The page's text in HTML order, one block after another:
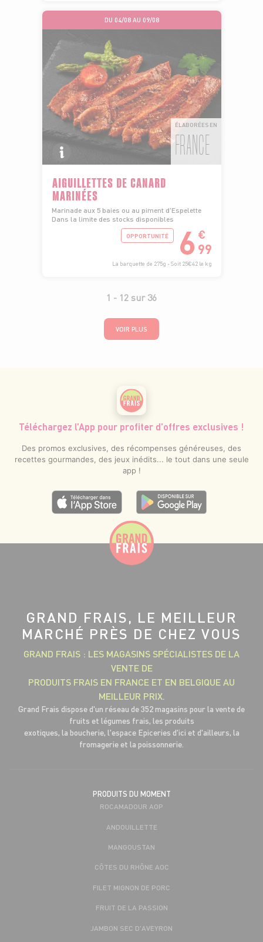
DU 04/08 AU 09/08
ÉLABORÉES EN
FRANCE
AIGUILLETTES DE CANARD
MARINÉES
Marinade aux 5 baies ou au piment d'Espelette
Dans la limite des stocks disponibles
OPPORTUNITÉ 6 €
99
La barquette de 275g - Soit 25€42 le kg
1 - 12sur36
VOIR PLUS
Téléchargez l’App pour profiter d’offres exclusives !
Des promos exclusives, des récompenses généreuses, des
recettes gourmandes, des jeux inédits... le tout dans une seule
app !
GRAND FRAIS, LE MEILLEUR
MARCHÉ PRÈS DE CHEZ VOUS
GRAND FRAIS : LES MAGASINS SPÉCIALISTES DE LA
VENTE DE
PRODUITS FRAIS EN FRANCE ET EN BELGIQUE AU
MEILLEUR PRIX.
Grand Frais dispose d'un réseau de 352 magasins pour la vente de
fruits et légumes frais, les produits
exotiques, la boucherie, l'espace Epiceries d'ici et d'ailleurs, la
fromagerie et la poissonnerie.
PRODUITS DU MOMENT
ROCAMADOUR AOP
ANDOUILLETTE
MANGOUSTAN
CÔTES DU RHÔNE AOC
FILET MIGNON DE PORC
FRUIT DE LA PASSION
JAMBON SEC D'AVEYRON